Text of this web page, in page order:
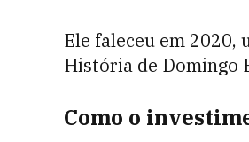
Ele faleceu em 2020,
História de Domingo
Como o